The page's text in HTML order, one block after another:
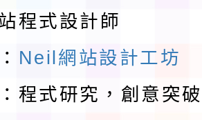
動實施計畫」
校安中心白海豚
領人才培育課程
園市115學年度
程式設計師
Neil網站設計工坊
程式研究，創意突